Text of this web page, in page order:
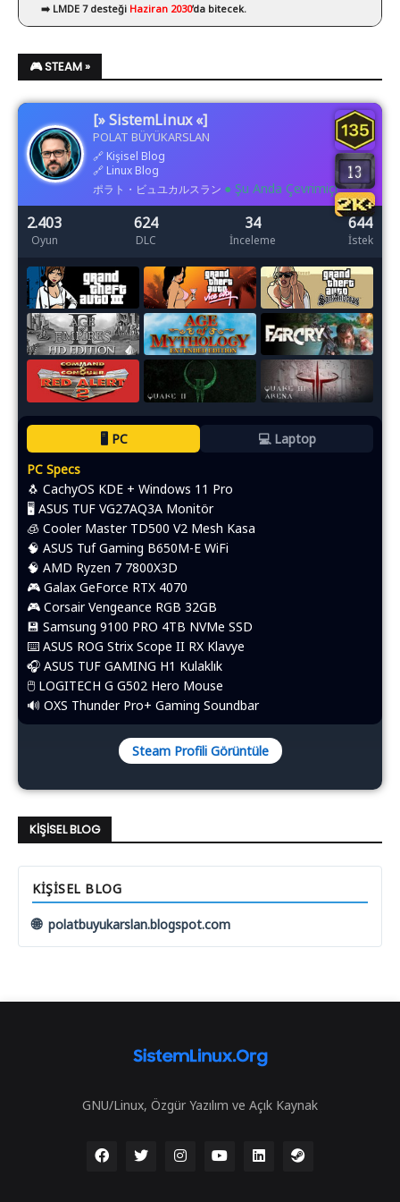
➡️ LMDE 7 desteği Haziran 2030’da bitecek.
🎮 STEAM »
[» SistemLinux «]
POLAT BÜYÜKARSLAN
🔗 Kişisel Blog
🔗 Linux Blog
ポラト・ビュユカルスラン ● Şu Anda Çevrimiçi
2.403
Oyun
624
DLC
34
İnceleme
644
İstek
🖥️ PC
💻 Laptop
PC Specs
🐧 CachyOS KDE + Windows 11 Pro
🖥️ ASUS TUF VG27AQ3A Monitör
🧊 Cooler Master TD500 V2 Mesh Kasa
🧠 ASUS Tuf Gaming B650M-E WiFi
🧠 AMD Ryzen 7 7800X3D
🎮 Galax GeForce RTX 4070
🎮 Corsair Vengeance RGB 32GB
💾 Samsung 9100 PRO 4TB NVMe SSD
⌨️​ ASUS ROG Strix Scope II RX Klavye
🎧 ASUS TUF GAMING H1 Kulaklık
🖱️​ LOGITECH G G502 Hero Mouse
🔊 OXS Thunder Pro+ Gaming Soundbar
Steam Profili Görüntüle
KIŞISEL BLOG
KIŞISEL BLOG
🌐 polatbuyukarslan.blogspot.com
GNU/Linux, Özgür Yazılım ve Açık Kaynak